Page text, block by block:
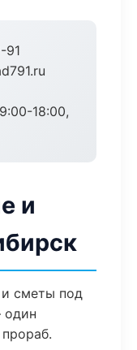
91
18:00,
и
сметы под
один